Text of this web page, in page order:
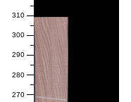
270
280
290
300
310